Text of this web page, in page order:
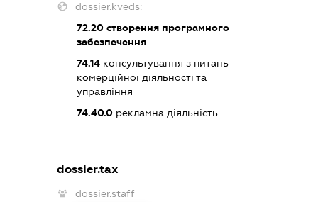
dossier.kveds:
72.20створення програмного
забезпечення
74.14консультування з питань
комерційної діяльності та
управління
74.40.0рекламна діяльність
dossier.tax
dossier.staff